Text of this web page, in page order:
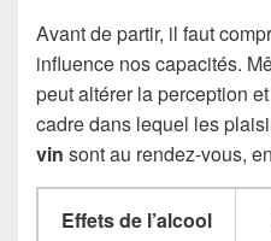
Avant de partir, il faut
influence nos capacités.
peut altérer la perception
cadre dans lequel les
vin sont au rendez-vous,
Effets de l’alcool